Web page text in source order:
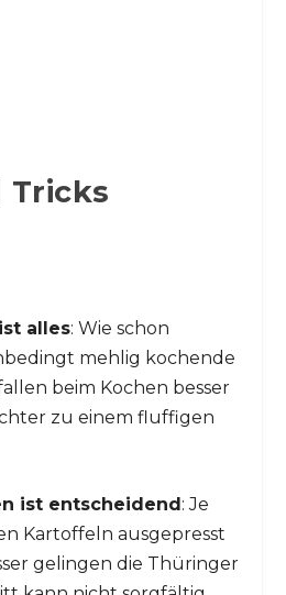
Tricks
alles: Wie schon
mehlig kochende
beim Kochen besser
zu einem fluffigen
ist entscheidend : Je
Kartoffeln ausgepresst
gelingen die Thüringer